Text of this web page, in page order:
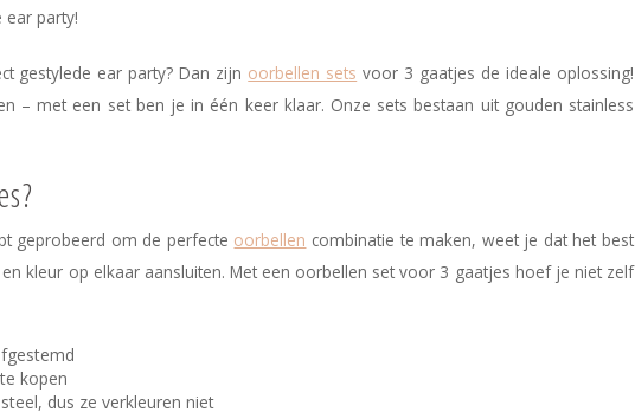
ear party!
gestylede ear party? Dan zijn oorbellen sets voor 3 gaatjes de ideale oplossing!
– met een set ben je in één keer klaar. Onze sets bestaan uit gouden stainless
geprobeerd om de perfecte oorbellen combinatie te maken, weet je dat het best
kleur op elkaar aansluiten. Met een oorbellen set voor 3 gaatjes hoef je niet zelf
kopen
dus ze verkleuren niet